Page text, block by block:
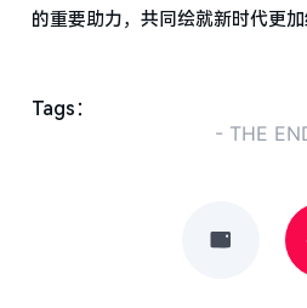
的重要助力，共同绘就新时代更加
Tags：
- THE